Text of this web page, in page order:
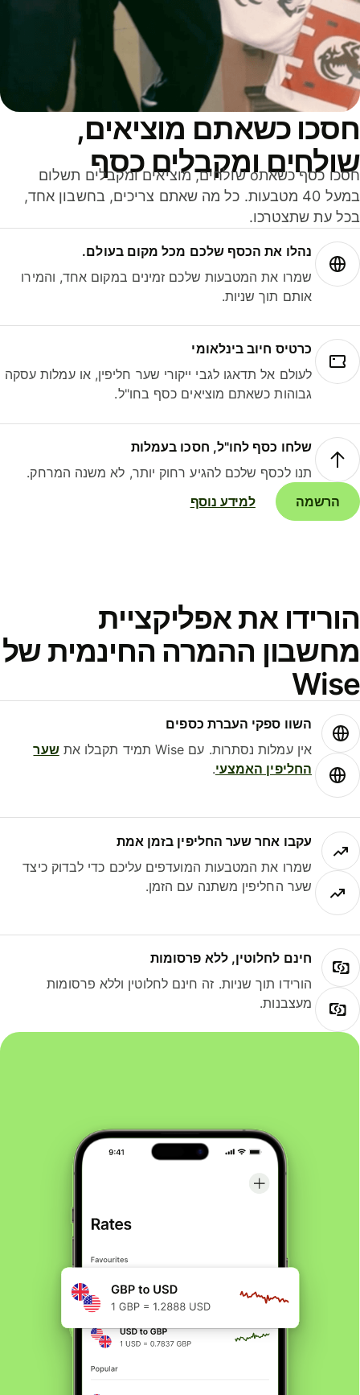
כשאתם מוציאים,
ומקבלים כסף
חסכו כסף כשאתo שולחים, מוציאים ומקבלים תשלום
במעל 40 מטבעות. כל מה שאתם צריכים, בחשבון אחד,
עת שתצטרכו.
נהלו את הכסף שלכם מכל מקום בעולם.
שמרו את המטבעות שלכם זמינים במקום אחד, והמירו
אותם תוך שניות.
כרטיס חיוב בינלאומי
לעולם אל תדאגו לגבי ייקורי שער חליפין, או עמלות עסקה
גבוהות כשאתם מוציאים כסף בחו"ל.
שלחו כסף לחו"ל, חסכו בעמלות
תנו לכסף שלכם להגיע רחוק יותר, לא משנה המרחק.
הרשמה
למידע נוסף
את אפליקציית
ההמרה החינמית של
השוו ספקי העברת כספים
אין עמלות נסתרות. עם Wise תמיד תקבלו את
שער
החליפין האמצעי.
עקבו אחר שער החליפין בזמן אמת
שמרו את המטבעות המועדפים עליכם כדי לבדוק כיצד
שער החליפין משתנה עם הזמן.
חינם לחלוטין, ללא פרסומות
הורידו תוך שניות. זה חינם לחלוטין וללא פרסומות
מעצבנות.